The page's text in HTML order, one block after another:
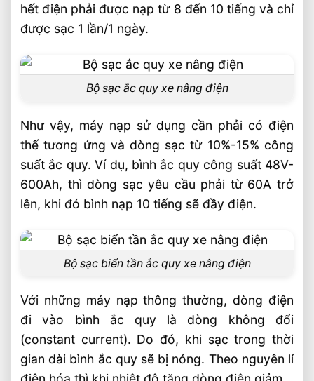
hết điện phải được nạp từ 8 đến 10 tiếng và chỉ
được sạc 1 lần/1 ngày.
Bộ sạc ắc quy xe nâng điện
Như vậy, máy nạp sử dụng cần phải có điện
thế tương ứng và dòng sạc từ 10%-15% công
suất ắc quy. Ví dụ, bình ắc quy công suất 48V-
600Ah, thì dòng sạc yêu cầu phải từ 60A trở
lên, khi đó bình nạp 10 tiếng sẽ đầy điện.
Bộ sạc biến tần ắc quy xe nâng điện
Với những máy nạp thông thường, dòng điện
đi vào bình ắc quy là dòng không đổi
(constant current). Do đó, khi sạc trong thời
gian dài bình ắc quy sẽ bị nóng. Theo nguyên lí